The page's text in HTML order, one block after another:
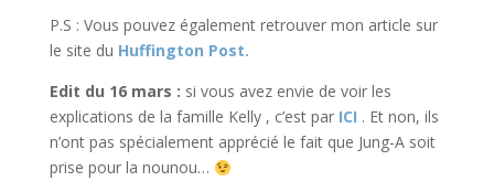
P.S : Vous pouvez également retrouver mon article sur
le site du Huffington Post.
Edit du 16 mars : si vous avez envie de voir les
explications de la famille Kelly , c’est par ICI . Et non, ils
n’ont pas spécialement apprécié le fait que Jung-A soit
prise pour la nounou…